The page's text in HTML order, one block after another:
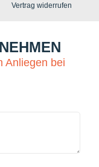
Vertrag widerrufen
Anliegen bei